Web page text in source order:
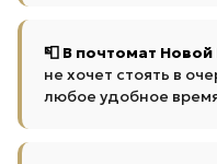
📮 В почтомат
не хочет стоять в
любое удобное